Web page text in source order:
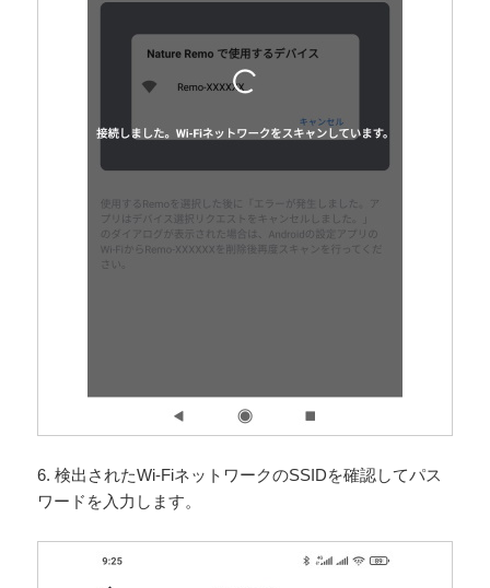
6. 検出されたWi-FiネットワークのSSIDを確認してパス
ワードを入力します。